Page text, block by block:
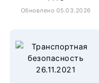
Обновлено 05.03.2026